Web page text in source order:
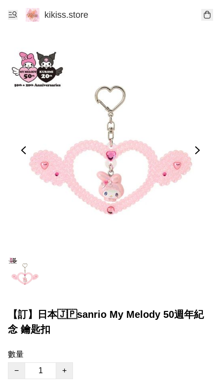
kikiss.store
【訂】日本🇯🇵sanrio My Melody 50週年紀
念 鑰匙扣
數量
−
+